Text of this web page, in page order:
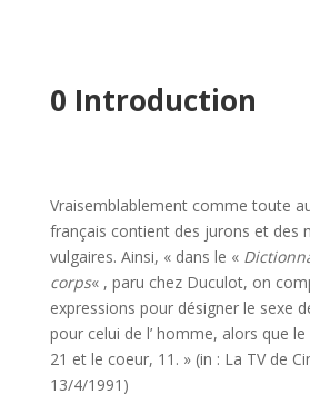
0 Introduction
Vraisemblablement comme toute
français contient des jurons et des
vulgaires. Ainsi, « dans le «
corps« , paru chez Duculot, on
expressions pour désigner le sexe
pour celui de l’ homme, alors que le
21 et le coeur, 11. » (in : La TV de
13/4/1991)